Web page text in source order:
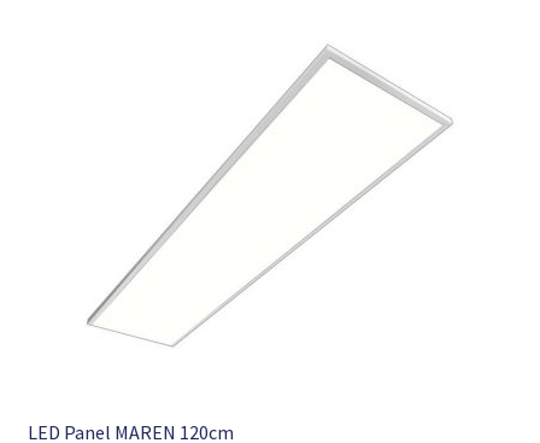
LED Panel MAREN 120cm